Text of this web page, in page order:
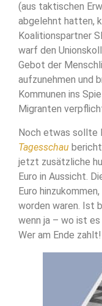
(aus taktischen
abgelehnt hatten,
Koalitionspartner
warf den
Gebot der
aufzunehmen und
Kommunen ins
Migranten
Noch etwas sollte
Tagesschau
jetzt zusätzliche
Euro in Aussicht.
Euro
worden waren. Ist
wenn ja – wo ist
Wer am Ende